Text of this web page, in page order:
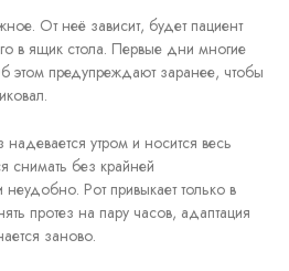
От неё зависит, будет пациент
в ящик стола. Первые дни многие
этом предупреждают заранее, чтобы
надевается утром и носится весь
снимать без крайней
Рот привыкает только в
протез на пару часов, адаптация
заново.